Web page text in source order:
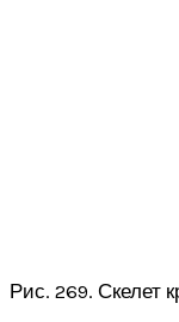
Рис. 269. Скелет